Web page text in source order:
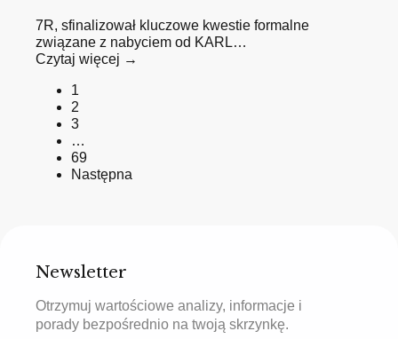
7R, sfinalizował kluczowe kwestie formalne
związane z nabyciem od KARL…
Czytaj więcej →
1
2
3
…
69
Następna
Newsletter
Otrzymuj wartościowe analizy, informacje i
porady bezpośrednio na twoją skrzynkę.